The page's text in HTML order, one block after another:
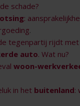
schade?
:
.
tegenpartij rijdt met
auto. Wat nu?
woon-
in het buitenland: